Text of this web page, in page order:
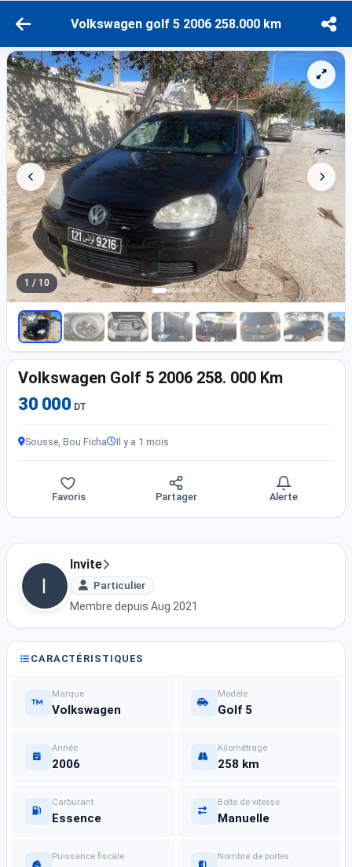
Volkswagen golf 5 2006 258.000 km
1 / 10
Volkswagen Golf 5 2006 258. 000 Km
30 000 DT
Sousse, Bou Ficha Il y a 1 mois
Favoris Partager Alerte
Invite
Particulier
Membre depuis Aug 2021
CARACTÉRISTIQUES
Marque
Volkswagen
Modèle
Golf 5
Année
2006
Kilométrage
258 km
Carburant
Essence
Boîte de vitesse
Manuelle
Puissance fiscale Nombre de portes